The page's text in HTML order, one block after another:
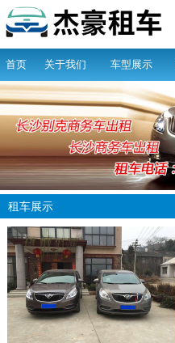
首页 关于我们 车型展示
租车展示